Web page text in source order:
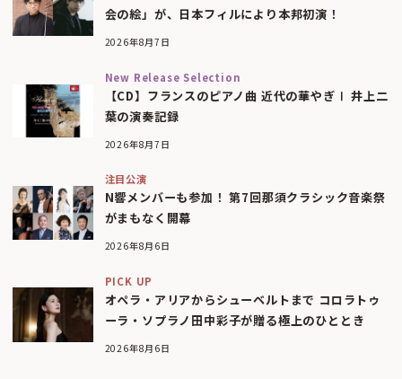
会の絵」が、日本フィルにより本邦初演！
2026年8月7日
New Release Selection
【CD】フランスのピアノ曲 近代の華やぎⅠ 井上二
葉の演奏記録
2026年8月7日
注目公演
N響メンバーも参加！ 第7回那須クラシック音楽祭
がまもなく開幕
2026年8月6日
PICK UP
オペラ・アリアからシューベルトまで コロラトゥ
ーラ・ソプラノ田中彩子が贈る極上のひととき
2026年8月6日